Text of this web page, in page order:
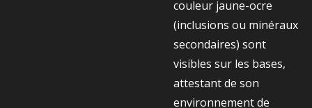
couleur jaune-ocre
(inclusions ou minéraux
secondaires) sont
visibles sur les bases,
attestant de son
environnement de